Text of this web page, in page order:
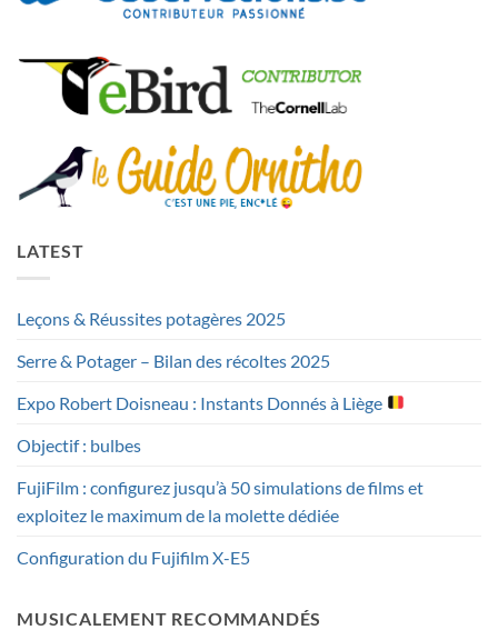
LATEST
Leçons & Réussites potagères 2025
Serre & Potager – Bilan des récoltes 2025
Expo Robert Doisneau : Instants Donnés à Liège
Objectif : bulbes
FujiFilm : configurez jusqu’à 50 simulations de films et
exploitez le maximum de la molette dédiée
Configuration du Fujifilm X-E5
MUSICALEMENT RECOMMANDÉS